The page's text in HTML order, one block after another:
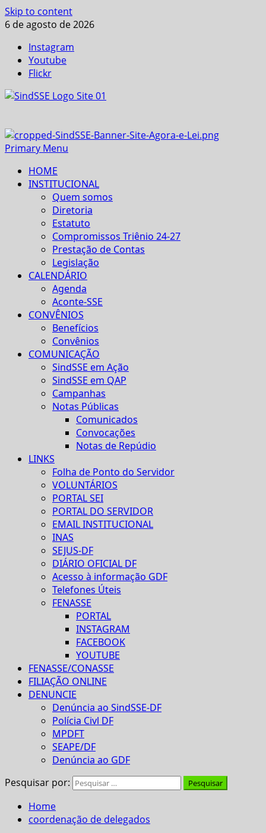
Skip to content
6 de agosto de 2026
Instagram
Youtube
Flickr
Primary Menu
HOME
INSTITUCIONAL
Quem somos
Diretoria
Estatuto
Compromissos Triênio 24-27
Prestação de Contas
Legislação
CALENDÁRIO
Agenda
Aconte-SSE
CONVÊNIOS
Benefícios
Convênios
COMUNICAÇÃO
SindSSE em Ação
SindSSE em QAP
Campanhas
Notas Públicas
Comunicados
Convocações
Notas de Repúdio
LINKS
Folha de Ponto do Servidor
VOLUNTÁRIOS
PORTAL SEI
PORTAL DO SERVIDOR
EMAIL INSTITUCIONAL
INAS
SEJUS-DF
DIÁRIO OFICIAL DF
Acesso à informação GDF
Telefones Úteis
FENASSE
PORTAL
INSTAGRAM
FACEBOOK
YOUTUBE
FENASSE/CONASSE
FILIAÇÃO ONLINE
DENUNCIE
Denúncia ao SindSSE-DF
Polícia Civl DF
MPDFT
SEAPE/DF
Denúncia ao GDF
Pesquisar por:
Home
coordenação de delegados